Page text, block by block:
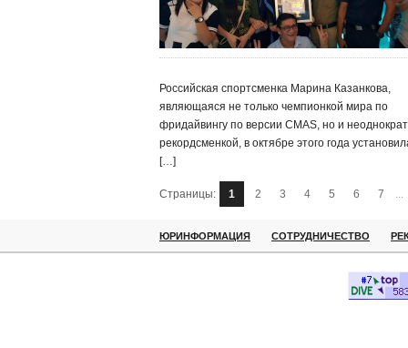
Российская спортсменка Марина Казанкова,
являющаяся не только чемпионкой мира по
фридайвингу по версии CMAS, но и
рекордсменкой, в октябре этого года
[…]
Страницы: 1 2 3 4 5 6 7 ...
ЮРИНФОРМАЦИЯ СОТРУДНИЧЕСТВО